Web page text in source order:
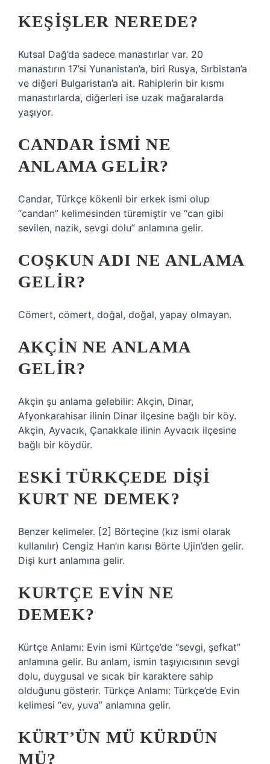
KEŞIŞLER NEREDE?
Kutsal Dağ’da sadece manastırlar var. 20
manastırın 17’si Yunanistan’a, biri Rusya, Sırbistan’a
ve diğeri Bulgaristan’a ait. Rahiplerin bir kısmı
manastırlarda, diğerleri ise uzak mağaralarda
yaşıyor.
CANDAR ISMI NE
ANLAMA GELIR?
Candar, Türkçe kökenli bir erkek ismi olup
“candan” kelimesinden türemiştir ve “can gibi
sevilen, nazik, sevgi dolu” anlamına gelir.
COŞKUN ADI NE ANLAMA
GELIR?
Cömert, cömert, doğal, doğal, yapay olmayan.
AKÇIN NE ANLAMA
GELIR?
Akçin şu anlama gelebilir: Akçin, Dinar,
Afyonkarahisar ilinin Dinar ilçesine bağlı bir köy.
Akçin, Ayvacık, Çanakkale ilinin Ayvacık ilçesine
bağlı bir köydür.
ESKI TÜRKÇEDE DIŞI
KURT NE DEMEK?
Benzer kelimeler. [2] Börteçine (kız ismi olarak
kullanılır) Cengiz Han’ın karısı Börte Ujin’den gelir.
Dişi kurt anlamına gelir.
KURTÇE EVIN NE
DEMEK?
Kürtçe Anlamı: Evin ismi Kürtçe’de “sevgi, şefkat”
anlamına gelir. Bu anlam, ismin taşıyıcısının sevgi
dolu, duygusal ve sıcak bir karaktere sahip
olduğunu gösterir. Türkçe Anlamı: Türkçe’de Evin
kelimesi “ev, yuva” anlamına gelir.
KÜRT’ÜN MÜ KÜRDÜN
MÜ?